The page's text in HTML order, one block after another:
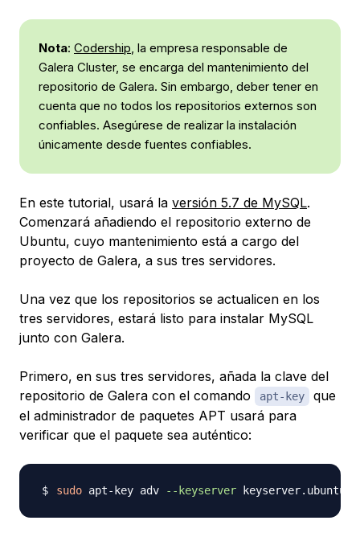
Nota: Codership, la empresa responsable de
Galera Cluster, se encarga del mantenimiento del
repositorio de Galera. Sin embargo, deber tener en
cuenta que no todos los repositorios externos son
confiables. Asegúrese de realizar la instalación
únicamente desde fuentes confiables.
En este tutorial, usará la versión 5.7 de MySQL.
Comenzará añadiendo el repositorio externo de
Ubuntu, cuyo mantenimiento está a cargo del
proyecto de Galera, a sus tres servidores.
Una vez que los repositorios se actualicen en los
tres servidores, estará listo para instalar MySQL
junto con Galera.
Primero, en sus tres servidores, añada la clave del
repositorio de Galera con el comando
apt-key
que
el administrador de paquetes APT usará para
verificar que el paquete sea auténtico:
sudo apt-key adv --keyserver